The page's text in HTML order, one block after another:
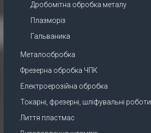
Дробомітна обробка металу
Плазморіз
Гальваника
Металообробка
Фрезерна обробка ЧПК
Електроерозійна обробка
Токарні, фрезерні, шліфувальні роботи
Лиття пластмас